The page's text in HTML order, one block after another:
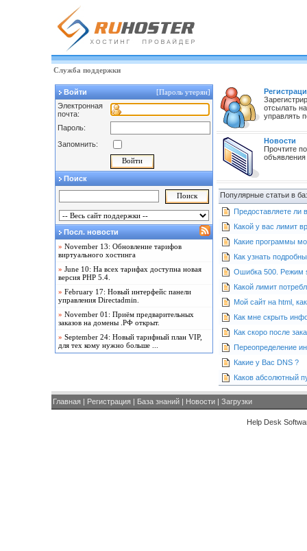
Служба поддержки
Войти
[Пароль утерян]
Электронная
почта:
Пароль:
Запомнить:
Поиск
Посл. новости
» November 13: Обновление тарифов
виртуального хостинга
» June 10: На всех тарифах доступна новая
версия PHP 5.4.
» February 17: Новый интерфейс панели
управления Directadmin.
» November 01: Приём предварительных
заказов на домены .РФ открыт.
» September 24: Новый тарифный план VIP,
для тех кому нужно больше ...
отсылать
управлять
Новости
Прочтите
Популярные статьи в
Предоставляете ли
Какой у вас лимит
Какие программы
Как узнать
Ошибка 500. Режим
Какой лимит
Мой сайт на html,
Как мне скрыть
Как скоро после
Переопределение
Какие у Вас DNS ?
Каков абсолютный
Главная | Регистрация | База знаний | Новости | Загрузки
Help Desk